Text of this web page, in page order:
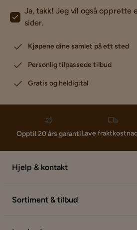
Ja, takk! Jeg vil også opprette
sider.
Kjøpene dine samlet på ett sted
Personlig tilpassede tilbud
Gratis og heldigital
Opptil 20 års garantiLave
Hjelp & kontakt
Sortiment & tilbud